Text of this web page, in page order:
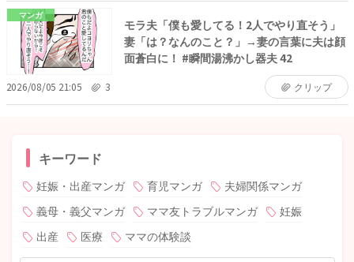
マンガ
モラ夫「僕も愛してる！2人でやり直そう」
妻「は？なんのこと？」→妻の言葉に夫は顔
面蒼白に！ #瞬間湯沸かし器夫 42
2026/08/05 21:05 3 クリップ
キーワード
妊娠・出産マンガ 育児マンガ
夫婦関係マンガ
義母・義父マンガ
ママ友トラブルマンガ
妊娠
出産
医療 ママの体験談